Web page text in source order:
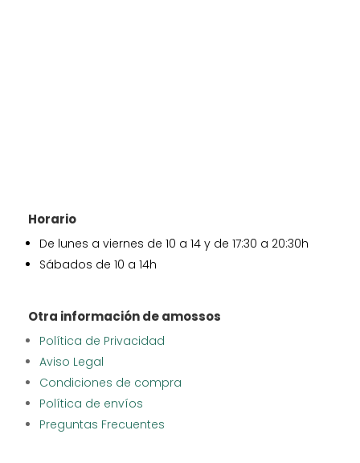
Horario
De lunes a viernes de 10 a 14 y de 17:30 a 20:30h
Sábados de 10 a 14h
Otra información de amossos
Política de Privacidad
Aviso Legal
Condiciones de compra
Política de envíos
Preguntas Frecuentes